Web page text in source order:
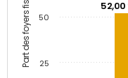
52,00
25
50